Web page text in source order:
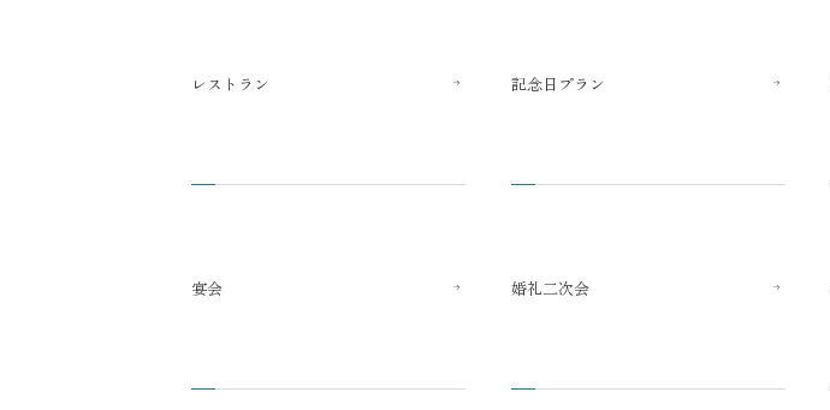
レストラン
宴会
記念日プラン
婚礼二次会